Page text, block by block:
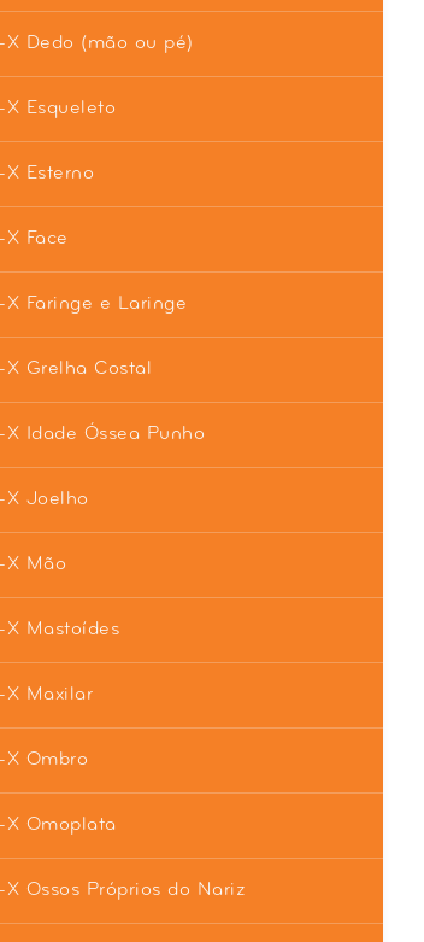
X Dedo (mão ou pé)
X Esqueleto
X Esterno
Face
X Faringe e Laringe
X Grelha Costal
X Idade Óssea Punho
X Joelho
X Mão
X Mastoídes
X Maxilar
X Ombro
X Omoplata
X Ossos Próprios do Nariz